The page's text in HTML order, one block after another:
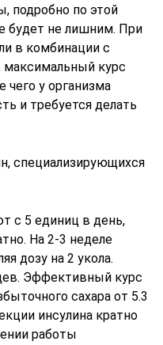
подробно по этой
будет не лишним. При
в комбинации с
курс
чего у организма
и требуется делать
специализирующихся
с 5 единиц в день,
На 2-3 неделе
дозу на 2 укола.
Эффективный курс
сахара от 5.3
инсулина кратно
работы